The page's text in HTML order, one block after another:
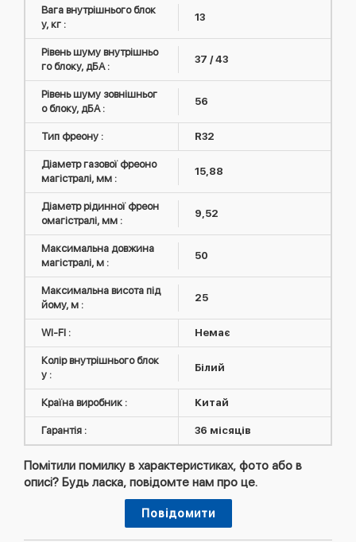
Вага внутрішнього блок
у, кг :
13
Рівень шуму внутрішньо
го блоку, дБА :
37 / 43
Рівень шуму зовнішньог
о блоку, дБА :
56
Тип фреону : R32
Діаметр газової фреоно
магістралі, мм :
15,88
Діаметр рідинної фреон
омагістралі, мм :
9,52
Максимальна довжина
магістралі, м :
50
Максимальна висота під
йому, м :
25
WI-FI : Немає
Колір внутрішнього блок
у :
Білий
Країна виробник : Китай
Гарантія : 36 місяців
Помітили помилку в характеристиках, фото або в
описі? Будь ласка, повідомте нам про це.
Повідомити